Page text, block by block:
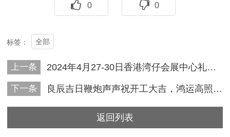
0 0
标签： 全部
上一条 2024年4月27-30日香港湾仔会展中心礼品展
下一条 良辰吉日鞭炮声声祝开工大吉，鸿运高照财源滚滚贺生意兴隆
返回列表